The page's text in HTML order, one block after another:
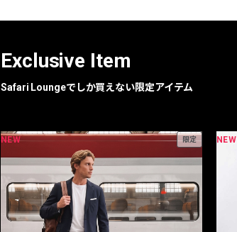
フォーカスブラ
Exclusive Item
Safari Loungeでしか買えない限定アイテム
NEW 限定 NEW